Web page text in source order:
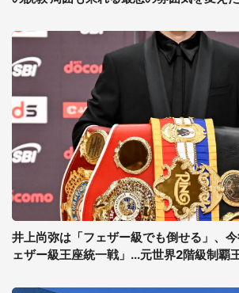
井上尚弥は「フェザー級でも倒せる」、
ェザー級王座統一戦」...元世界2階級制覇